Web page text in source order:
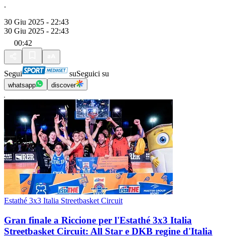
.
30 Giu 2025 - 22:43
30 Giu 2025 - 22:43
00:42
Segui suSeguici su
whatsapp discover
Estathé 3x3 Italia Streetbasket Circuit
Gran finale a Riccione per l'Estathé 3x3 Italia
Streetbasket Circuit: All Star e DKB regine d'Italia